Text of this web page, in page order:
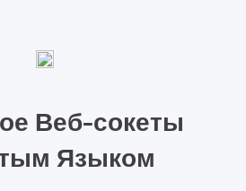
Веб-сокеты
Языком